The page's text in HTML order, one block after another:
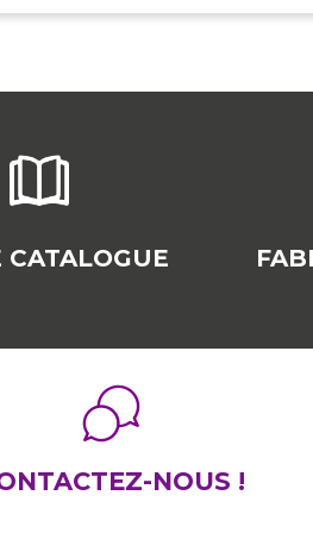
CATALOGUE
NOUS !